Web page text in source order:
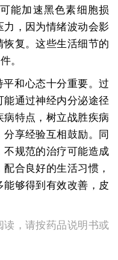
能加速黑色素细胞损
，因为情绪波动会影
复。这些生活细节的
。
和心态十分重要。过
能通过神经内分泌途径
特点，树立战胜疾病
享经验互相鼓励。同
不规范的治疗可能造成
合良好的生活习惯，
够得到有效改善，皮
，请按药品说明书或